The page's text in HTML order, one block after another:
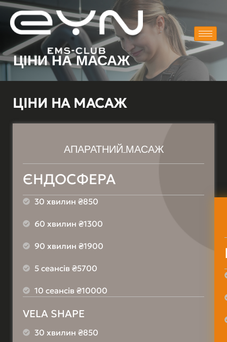
ЦІНИ НА МАСАЖ
ЦІНИ НАМАСАЖ
АПАРАТНИЙ МАСАЖ
ЄНДОСФЕРА
30 хвилин ₴850
60 хвилин ₴1300
90 хвилин ₴1900
5 сеансів ₴5700
10 сеансів ₴10000
VELA SHAPE
30 хвилин ₴850